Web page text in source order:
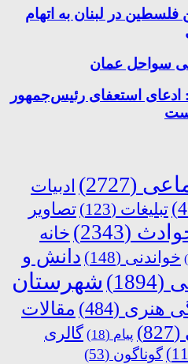
در لبنان به اتهام
سواحل عمان
ادعای استعفای رئیس‌جمهور
(2727)
ادبیات
تبلیغات (123)
تصاویر
(2343)
خانه
خواندنی (148)
دانش و
(1894)
شهرستان
هنری (484)
مقالات
(827) پیام (18)
گالری
گوناگون (53)